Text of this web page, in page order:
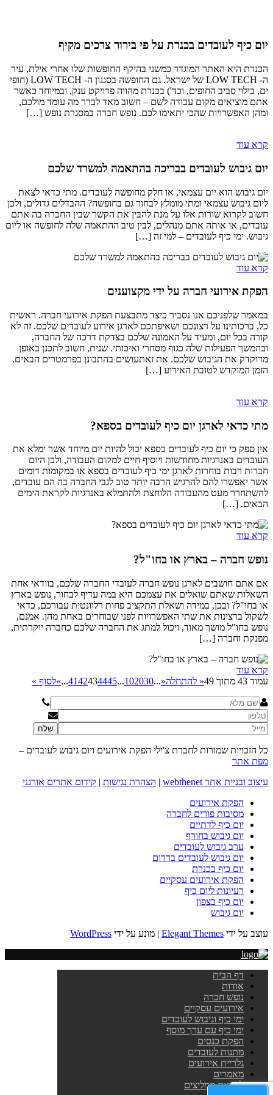
יום כיף לעובדים בכנרת על פי בירור צרכים מקיף
הכנרת היא האתר המוגדר כמשני בהיקף החופשות שלו אחרי אילת, עיר
ה- LOW TECH של ישראל. גם החופשה בסגנון ה- LOW TECH (חופי
ים, בילוי סביב החופים, וכד') בכנרת מהווה פרויקט ענק, ובמיוחד כאשר
אתם מוציאים מקום עבודה לשם – חשוב מאד לברר מה עומד מולכם,
ומהן האפשרויות שהכי יתאימו לכם. נופש חברה במסגרת נופש […]
קרא עוד
יום גיבוש לעובדים בבריכה בהתאמה למשרד שלכם
יום גיבוש הוא יום עצמאי, או חלק מחופשה לעובדים. מתי כדאי לצאת
ליום גיבוש עצמאי ומתי מומלץ לבחור גם בחופשה? ההבדלים גדולים, ולכן
חשוב לקרוא שורות אלו על מנת להבין את הקשר שבין החברה בה אתם
עובדים, או אותה אתם מנהלים, לבין טיב ההתאמה שלה לחופשה או ליום
גיבוש. ימי כיף לעובדים – למי זה […]
קרא עוד
הפקת אירועי חברה על ידי מקצוענים
במאמר שלפניכם אנו נסביר כיצד מתבצעת הפקת אירועי חברה. ראשית
כל, ברכותינו על רצונכם ושאיפתכם לארגן אירוע לעובדים שלכם. זה לא
קורה בכל יום, ומעיד על האמונה שלכם בצדקת דרכה של החברה,
ובהמשך הפעילות שלה כגוף מסחרי ואיכותי. שנית, חשוב לתכנן באופן
מדוקדק את הגיבוש שלכם. את זאתעושים בהתבונן בפרמטרים הבאים.
הזמן המוקדש לטובת האירוע […]
קרא עוד
מתי כדאי לארגן יום כיף לעובדים בספא?
אין ספק כי יום כיף לעובדים בספא יכול להיות יום מיוחד אשר ימלא את
העובדים באנרגיות מחודשות ויוסיף חיים למקום העבודה, ולכן היום
חברות רבות בוחרות לארגן ימי כיף לעובדים בספא או במקומות דומים
אשר יאפשרו להם להרגיש הרבה יותר טוב לגבי החברה בה הם עובדים,
להשתחרר מעט מהעבודה הלוחצת ולהתמלא באנרגיות לקראת הימים
הבאים. […]
קרא עוד
נופש חברה – בארץ או בחו"ל?
אם אתם חושבים לארגן נופש חברה לעובדי החברה שלכם, בוודאי אחת
השאלות שאתם שואלים את עצמכם היא במה עדיף לבחור, נופש בארץ
או בחו"ל? ובכן, במידה ושאלת התקציב פחות רלוונטית עבורכם, כדאי
לשקול ברצינות את שתי האפשרויות לפני שבוחרים באחת מהן. אמנם,
נופש בחו"ל מושך מאוד, ויכול למתג את החברה שלכם כחברה יוקרתית,
מפנקת וחברה […]
קרא עוד
עמוד 43 מתוך 49
« להתחלה«
...
102030
...
4142434445
...
»לסוף »
כל הזכויות שמורות לחברת צ'ילי הפקת אירועים ויום גיבוש לעובדים –
מפת אתר
עיצוב ובניית אתר webthenet
| הצהרת נגישות | קידום אתרים אורגני
הפקת אירועים
מסיבות פורים לחברה
יום כיף לדתיים
יום גיבוש בחורף
ערב גיבוש לעובדים
יום גיבוש לעובדים בדרום
יום כיף בכנרת
הפקת אירועים עסקיים
רעיונות ליום כיף
יום כיף בצפון
יום גיבוש
עוצב על ידי Elegant Themes | מונע על ידי WordPress
דף הבית
אודות
נופש חברה
אירועים עסקיים
ימי כיף וגיבוש לעובדים
ימי כיף עם ערך מוסף
הפקת כנסים
מתנות לעובדים
גלריית אירועים
מאמרים
לקוחות ממליצים